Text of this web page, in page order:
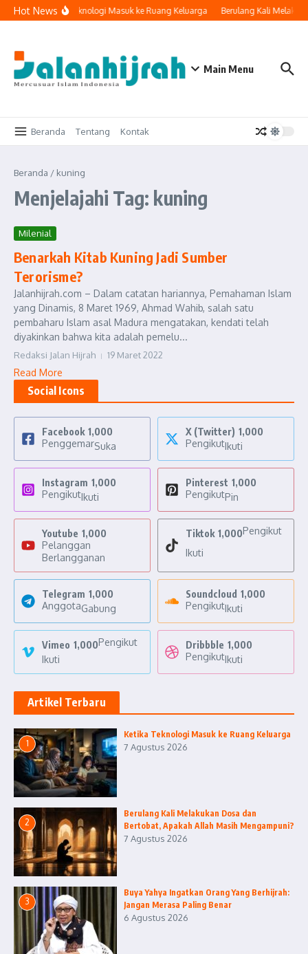
Lewati ke konten
Hot NewsKetika Teknologi Masuk ke Ruang Keluarga Berulang Kali
Main Menu
Beranda Tentang Kontak
Beranda / kuning
Menjelajahi Tag: kuning
Milenial
Benarkah Kitab Kuning Jadi Sumber
Terorisme?
Jalanhijrah.com – Dalam catatan hariannya, Pemahaman Islam
yang Dinamis, 8 Maret 1969, Ahmad Wahib, salah satu
pembaharu Islam asal Madura mengatakan, kendati telah
diyakinkan bahwa kita adalah pemelu...
Redaksi Jalan Hijrah 19 Maret 2022
Read More
Social Icons
Facebook 1,000
PenggemarSuka
X (Twitter) 1,000
PengikutIkuti
Instagram 1,000
PengikutIkuti
Pinterest 1,000
PengikutPin
Youtube 1,000
Pelanggan
Berlangganan
Tiktok 1,000Pengikut
Ikuti
Telegram 1,000
AnggotaGabung
Soundcloud 1,000
PengikutIkuti
Vimeo 1,000Pengikut
Ikuti
Dribbble 1,000
PengikutIkuti
Artikel Terbaru
1
Ketika Teknologi Masuk ke Ruang Keluarga
7 Agustus 2026
2
Berulang Kali Melakukan Dosa dan
Bertobat, Apakah Allah Masih Mengampuni?
7 Agustus 2026
3
Buya Yahya Ingatkan Orang Yang Berhijrah:
Jangan Merasa Paling Benar
6 Agustus 2026